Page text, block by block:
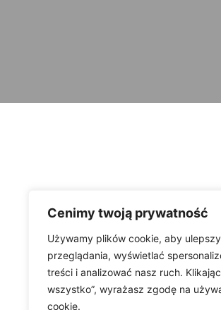
Cenimy twoją prywatność
Używamy plików cookie, aby
przeglądania, wyświetlać
treści i analizować nasz ruch.
wszystko”, wyrażasz zgodę na
cookie.